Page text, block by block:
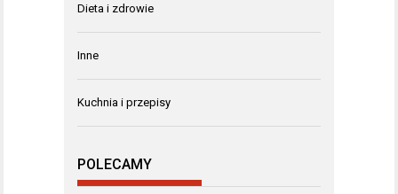
Dieta i zdrowie
Inne
Kuchnia i przepisy
POLECAMY